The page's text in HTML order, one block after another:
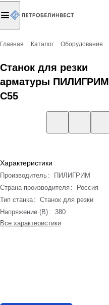
Главная Каталог Оборудование
Станок для резки
арматуры ПИЛИГРИМ
С55
Характеристики
Производитель :
ПИЛИГРИМ
Страна производителя :
Россия
Тип станка : Станок для резки
Напряжение (В) : 380
Все характеристики